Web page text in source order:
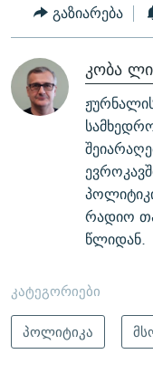
გაზიარება
კობა
რადიო
წლიდან.
კატეგორიები
პოლიტიკა